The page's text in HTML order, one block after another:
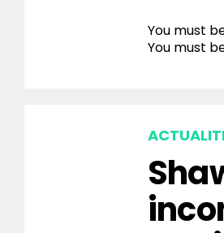
You must
You must